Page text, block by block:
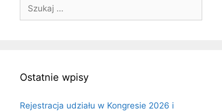
Ostatnie wpisy
Rejestracja udziału w Kongresie 2026 i